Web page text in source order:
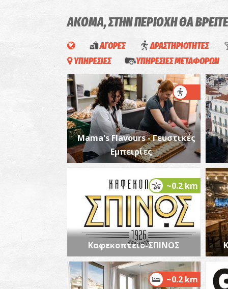
ΑΚΟΜΑ, ΣΤΗΝ ΠΕΡΙΟΧΗ ΘΑ
ΑΓΟΡΕΣ ΔΡΑΣΤΗΡΙΟΤΗΤΕΣ
ΥΠΗΡΕΣΙΕΣ
ΥΠΗΡΕΣΙΕΣ ΜΕΤΑΦΟΡΩΝ
Mama's Flavours - Γευστικές
Εμπειρίες
~0.2 km
Καφεκοπτείο-ΣΠΙΝΟΣ
~0.2 km